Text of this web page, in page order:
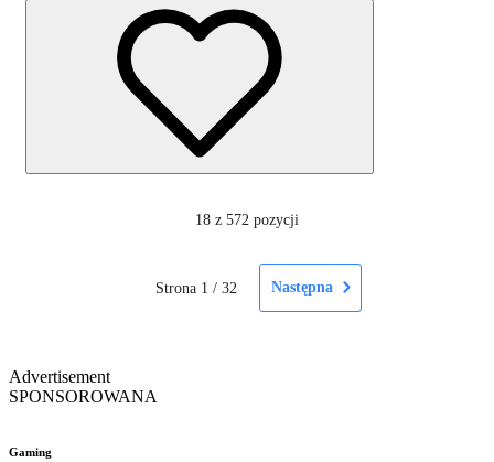
18 z 572 pozycji
Strona 1 / 32 Następna
Advertisement
SPONSOROWANA
Gaming